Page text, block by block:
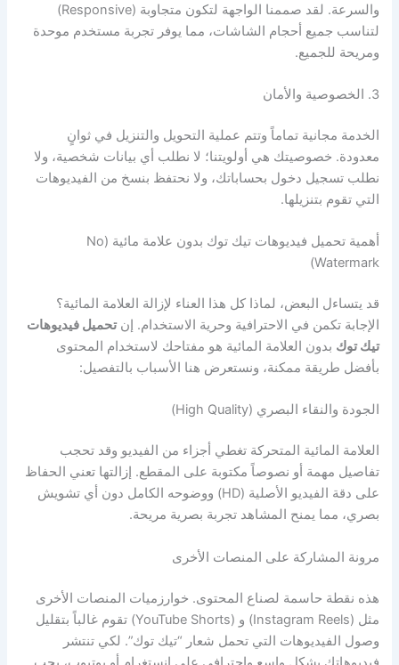
والسرعة. لقد صممنا الواجهة لتكون متجاوبة (Responsive)
لتناسب جميع أحجام الشاشات، مما يوفر تجربة مستخدم موحدة
ومريحة للجميع.
3. الخصوصية والأمان
الخدمة مجانية تماماً وتتم عملية التحويل والتنزيل في ثوانٍ
معدودة. خصوصيتك هي أولويتنا؛ لا نطلب أي بيانات شخصية، ولا
نطلب تسجيل دخول بحساباتك، ولا نحتفظ بنسخ من الفيديوهات
التي تقوم بتنزيلها.
أهمية تحميل فيديوهات تيك توك بدون علامة مائية (No
Watermark)
قد يتساءل البعض، لماذا كل هذا العناء لإزالة العلامة المائية؟
الإجابة تكمن في الاحترافية وحرية الاستخدام. إنتحميل فيديوهات
تيك توك بدون العلامة المائية هو مفتاحك لاستخدام المحتوى
بأفضل طريقة ممكنة، ونستعرض هنا الأسباب بالتفصيل:
الجودة والنقاء البصري (High Quality)
العلامة المائية المتحركة تغطي أجزاء من الفيديو وقد تحجب
تفاصيل مهمة أو نصوصاً مكتوبة على المقطع. إزالتها تعني الحفاظ
على دقة الفيديو الأصلية (HD) ووضوحه الكامل دون أي تشويش
بصري، مما يمنح المشاهد تجربة بصرية مريحة.
مرونة المشاركة على المنصات الأخرى
هذه نقطة حاسمة لصناع المحتوى. خوارزميات المنصات الأخرى
مثل (Instagram Reels) و (YouTube Shorts) تقوم غالباً بتقليل
وصول الفيديوهات التي تحمل شعار “تيك توك”. لكي تنتشر